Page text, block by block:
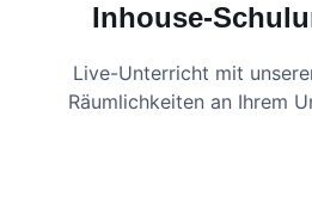
Inhouse-
Live-Unterricht mit
Räumlichkeiten an Ihrem